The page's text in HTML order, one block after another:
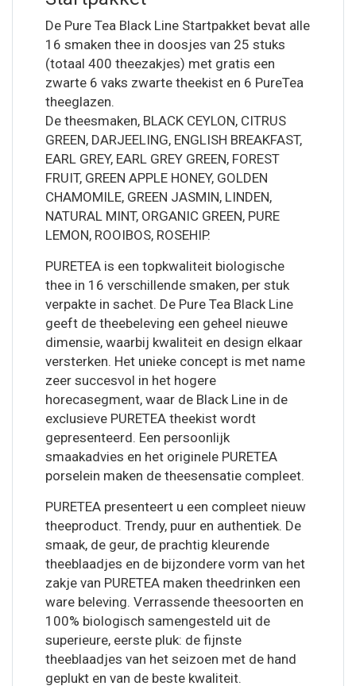
De Pure Tea Black Line Startpakket bevat alle
16 smaken thee in doosjes van 25 stuks
(totaal 400 theezakjes) met gratis een
zwarte 6 vaks zwarte theekist en 6 PureTea
theeglazen.
De theesmaken, BLACK CEYLON, CITRUS
GREEN, DARJEELING, ENGLISH BREAKFAST,
EARL GREY, EARL GREY GREEN, FOREST
FRUIT, GREEN APPLE HONEY, GOLDEN
CHAMOMILE, GREEN JASMIN, LINDEN,
NATURAL MINT, ORGANIC GREEN, PURE
LEMON, ROOIBOS, ROSEHIP.
PURETEA is een topkwaliteit biologische
thee in 16 verschillende smaken, per stuk
verpakte in sachet. De Pure Tea Black Line
geeft de theebeleving een geheel nieuwe
dimensie, waarbij kwaliteit en design elkaar
versterken. Het unieke concept is met name
zeer succesvol in het hogere
horecasegment, waar de Black Line in de
exclusieve PURETEA theekist wordt
gepresenteerd. Een persoonlijk
smaakadvies en het originele PURETEA
porselein maken de theesensatie compleet.
PURETEA presenteert u een compleet nieuw
theeproduct. Trendy, puur en authentiek. De
smaak, de geur, de prachtig kleurende
theeblaadjes en de bijzondere vorm van het
zakje van PURETEA maken theedrinken een
ware beleving. Verrassende theesoorten en
100% biologisch samengesteld uit de
superieure, eerste pluk: de fijnste
theeblaadjes van het seizoen met de hand
geplukt en van de beste kwaliteit.